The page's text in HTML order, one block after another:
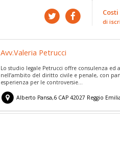
Costi
di
Avv.Valeria Petrucci
Lo studio legale Petrucci offre consulenza ed
nell’ambito del diritto civile e penale, con
esperienza per le controversie...
Alberto Pansa,6CAP 42027 Reggio